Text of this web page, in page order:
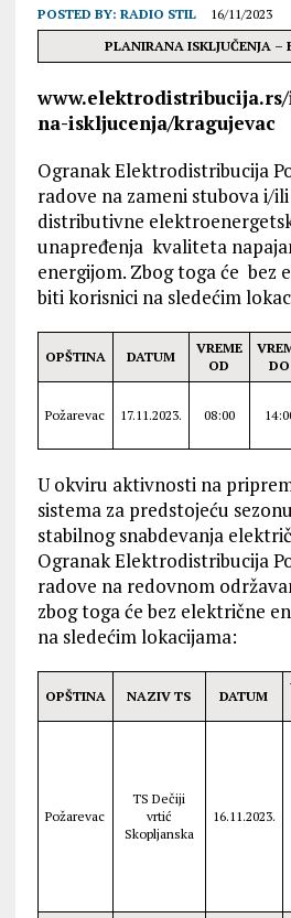
POSTED BY: RADIO STIL
16/11/2023
PLANIRANA ISKLJUČENJA –
na-iskljucenja/kragujevac
Ogranak Elektrodistribucija
radove na zameni stubova i/
distributivne
unapređenja kvaliteta
energijom. Zbog toga će bez
biti korisnici na sledećim
OPŠTINA DATUM
VREME
OD
DO
Požarevac 17.11.2023. 08:00
U okviru aktivnosti na
sistema za predstojeću
stabilnog snabdevanja
Ogranak Elektrodistribucija
radove na redovnom
zbog toga će bez električne
na sledećim lokacijama:
OPŠTINA NAZIV TS DATUM
Požarevac
TS Dečiji
vrtić
Skopljanska
16.11.2023.